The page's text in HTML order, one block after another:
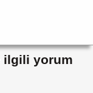
ilgili yorum